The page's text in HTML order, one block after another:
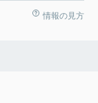
情報の見方